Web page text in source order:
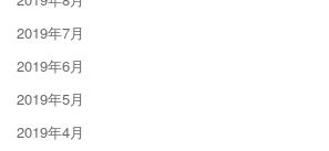
2019年7月
2019年6月
2019年5月
2019年4月